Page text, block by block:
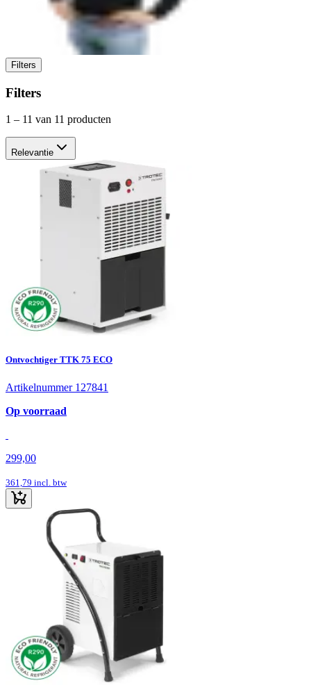
Filters
Filters
1 – 11 van 11 producten
Relevantie
Ontvochtiger TTK 75 ECO
Artikelnummer 127841
Op voorraad
299,00
361,79 incl. btw